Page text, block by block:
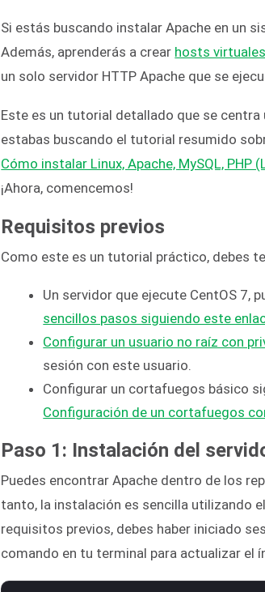
Si estás buscando instalar Apache en un
Además, aprenderás a crear hosts virtuales
un solo servidor HTTP Apache que se
Este es un tutorial detallado que se
estabas buscando el tutorial resumido
Cómo instalar Linux, Apache, MySQL, PHP
¡Ahora, comencemos!
Requisitos previos
Como este es un tutorial práctico, debes
Un servidor que ejecute CentOS 7,
sencillos pasos siguiendo este
Configurar un usuario no raíz con
sesión con este usuario.
Configurar un cortafuegos básico
Configuración de un cortafuegos
Paso 1: Instalación del
Puedes encontrar Apache dentro de los
tanto, la instalación es sencilla utilizando
requisitos previos, debes haber iniciado
comando en tu terminal para actualizar el